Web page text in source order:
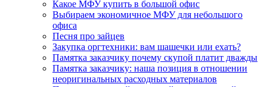
Какое МФУ купить в большой офис
Выбираем экономичное МФУ для небольшого
офиса
Песня про зайцев
Закупка оргтехники: вам шашечки или ехать?
Памятка заказчику почему скупой платит дважды
Памятка заказчику: наша позиция в отношении
неоригинальных расходных материалов